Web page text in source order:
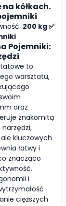
kółkach.
200 kg ✅
Pojemniki:
to
warsztatu,
oraz
znakomitą
kluczowych
łatwy i
znacząco
i
cięższych